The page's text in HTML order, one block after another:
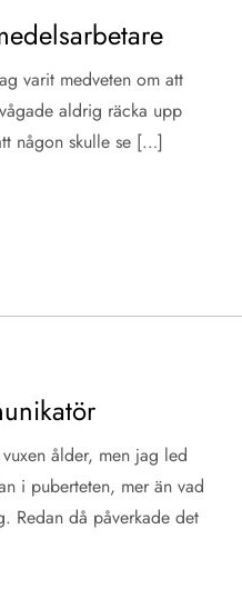
varit medveten om att
aldrig räcka upp
någon skulle se […]
ålder, men jag led
i puberteten, mer än vad
Redan då påverkade det